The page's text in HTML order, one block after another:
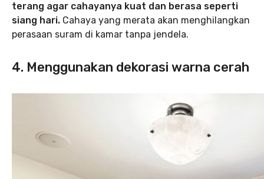
terang agar cahayanya kuat dan berasa seperti
siang hari. Cahaya yang merata akan menghilangkan
perasaan suram di kamar tanpa jendela.
4. Menggunakan dekorasi warna cerah